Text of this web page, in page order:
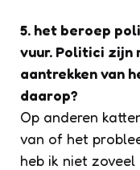
5. het beroep
vuur. Politici zijn
aantrekken van
daarop?
Op anderen
van of het
heb ik niet